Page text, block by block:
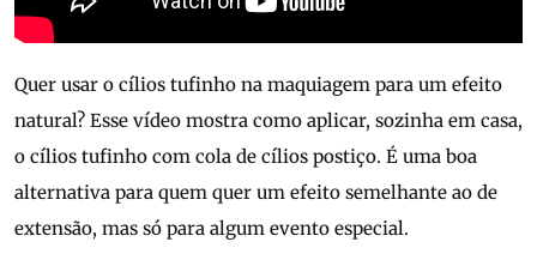
Quer usar o cílios tufinho na maquiagem para um efeito
natural? Esse vídeo mostra como aplicar, sozinha em casa,
o cílios tufinho com cola de cílios postiço. É uma boa
alternativa para quem quer um efeito semelhante ao de
extensão, mas só para algum evento especial.